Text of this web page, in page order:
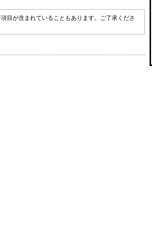
目が含まれていることもあります。ご了承くださ